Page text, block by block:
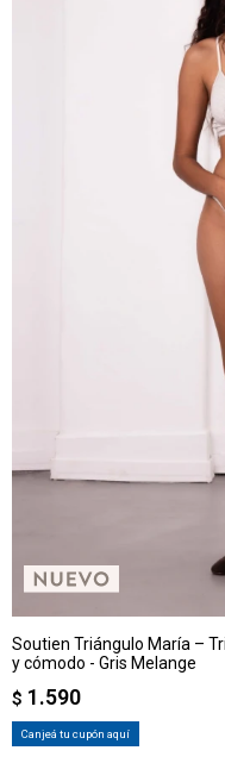
Soutien Triángulo María –
y cómodo - Gris Melange
$ 1.590
Canjeá tu cupón aquí